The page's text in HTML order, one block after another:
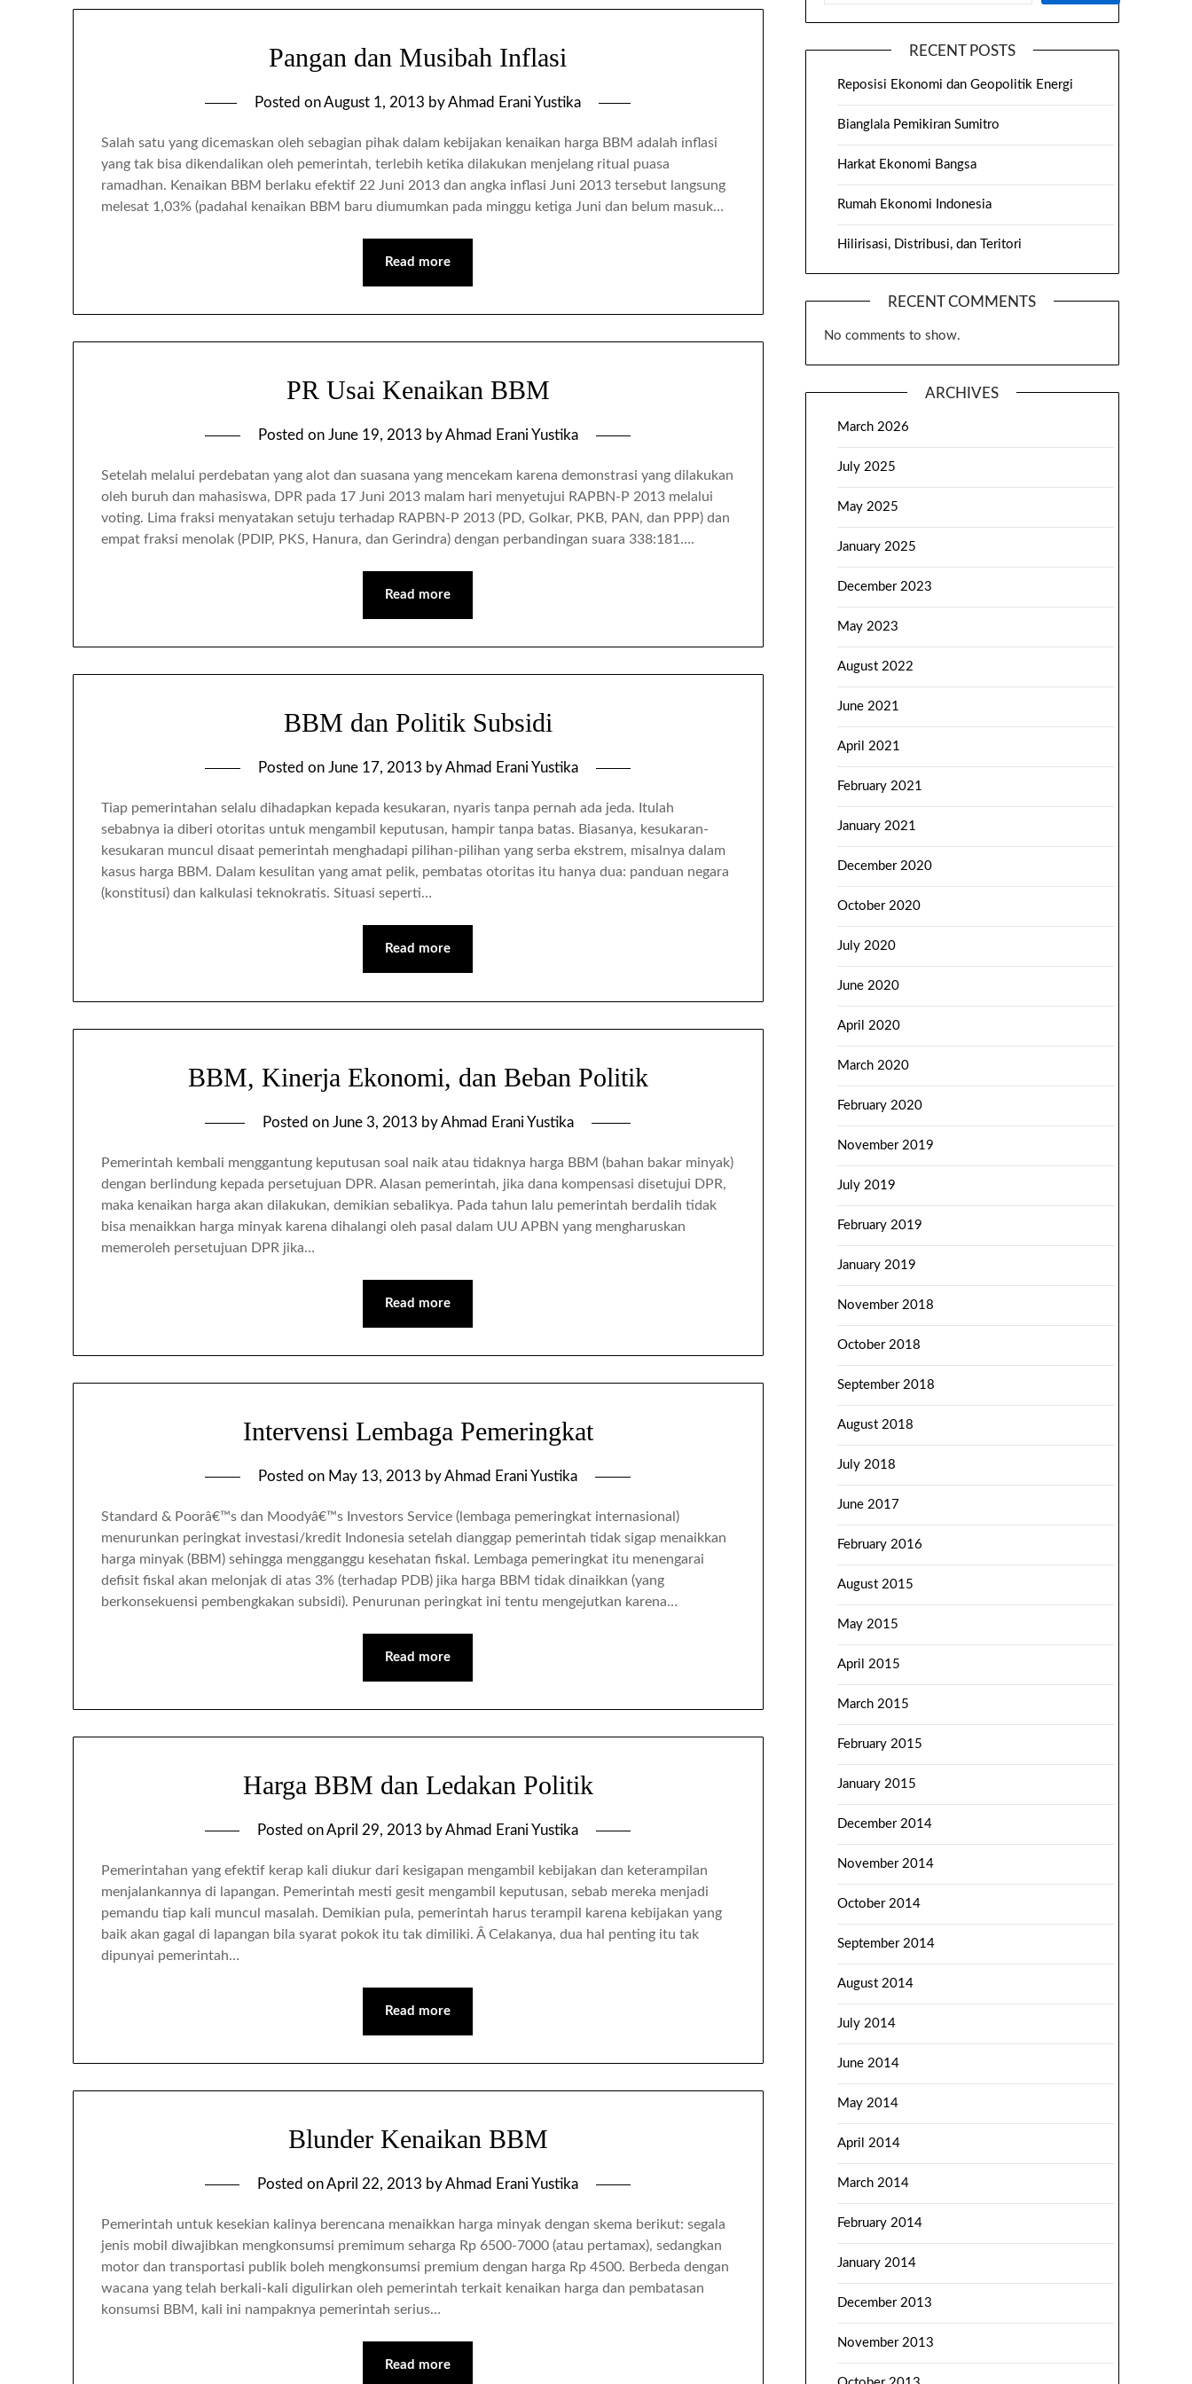
Pangan dan Musibah Inflasi
Posted onAugust 1, 2013 byAhmad Erani Yustika
Salah satu yang dicemaskan oleh sebagian pihak dalam kebijakan kenaikan harga BBM adalah inflasi
yang tak bisa dikendalikan oleh pemerintah, terlebih ketika dilakukan menjelang ritual puasa
ramadhan. Kenaikan BBM berlaku efektif 22 Juni 2013 dan angka inflasi Juni 2013 tersebut langsung
melesat 1,03% (padahal kenaikan BBM baru diumumkan pada minggu ketiga Juni dan belum masuk…
Read more
PR Usai Kenaikan BBM
Posted on June 19, 2013 byAhmad Erani Yustika
Setelah melalui perdebatan yang alot dan suasana yang mencekam karena demonstrasi yang dilakukan
oleh buruh dan mahasiswa, DPR pada 17 Juni 2013 malam hari menyetujui RAPBN-P 2013 melalui
voting. Lima fraksi menyatakan setuju terhadap RAPBN-P 2013 (PD, Golkar, PKB, PAN, dan PPP) dan
empat fraksi menolak (PDIP, PKS, Hanura, dan Gerindra) dengan perbandingan suara 338:181….
Read more
BBM dan Politik Subsidi
Posted on June 17, 2013 byAhmad Erani Yustika
Tiap pemerintahan selalu dihadapkan kepada kesukaran, nyaris tanpa pernah ada jeda. Itulah
sebabnya ia diberi otoritas untuk mengambil keputusan, hampir tanpa batas. Biasanya, kesukaran-
kesukaran muncul disaat pemerintah menghadapi pilihan-pilihan yang serba ekstrem, misalnya dalam
kasus harga BBM. Dalam kesulitan yang amat pelik, pembatas otoritas itu hanya dua: panduan negara
(konstitusi) dan kalkulasi teknokratis. Situasi seperti…
Read more
BBM, Kinerja Ekonomi, dan Beban Politik
Posted on June 3, 2013 byAhmad Erani Yustika
Pemerintah kembali menggantung keputusan soal naik atau tidaknya harga BBM (bahan bakar minyak)
dengan berlindung kepada persetujuan DPR. Alasan pemerintah, jika dana kompensasi disetujui DPR,
maka kenaikan harga akan dilakukan, demikian sebalikya. Pada tahun lalu pemerintah berdalih tidak
bisa menaikkan harga minyak karena dihalangi oleh pasal dalam UU APBN yang mengharuskan
memeroleh persetujuan DPR jika…
Read more
Intervensi Lembaga Pemeringkat
Posted on May 13, 2013 byAhmad Erani Yustika
Standard & Poorâ€™s dan Moodyâ€™s Investors Service (lembaga pemeringkat internasional)
menurunkan peringkat investasi/kredit Indonesia setelah dianggap pemerintah tidak sigap menaikkan
harga minyak (BBM) sehingga mengganggu kesehatan fiskal. Lembaga pemeringkat itu menengarai
defisit fiskal akan melonjak di atas 3% (terhadap PDB) jika harga BBM tidak dinaikkan (yang
berkonsekuensi pembengkakan subsidi). Penurunan peringkat ini tentu mengejutkan karena…
Read more
Harga BBM dan Ledakan Politik
Posted onApril 29, 2013 byAhmad Erani Yustika
Pemerintahan yang efektif kerap kali diukur dari kesigapan mengambil kebijakan dan keterampilan
menjalankannya di lapangan. Pemerintah mesti gesit mengambil keputusan, sebab mereka menjadi
pemandu tiap kali muncul masalah. Demikian pula, pemerintah harus terampil karena kebijakan yang
baik akan gagal di lapangan bila syarat pokok itu tak dimiliki. Â Celakanya, dua hal penting itu tak
dipunyai pemerintah…
Read more
Blunder Kenaikan BBM
Posted onApril 22, 2013 byAhmad Erani Yustika
Pemerintah untuk kesekian kalinya berencana menaikkan harga minyak dengan skema berikut: segala
jenis mobil diwajibkan mengkonsumsi premimum seharga Rp 6500-7000 (atau pertamax), sedangkan
motor dan transportasi publik boleh mengkonsumsi premium dengan harga Rp 4500. Berbeda dengan
wacana yang telah berkali-kali digulirkan oleh pemerintah terkait kenaikan harga dan pembatasan
konsumsi BBM, kali ini nampaknya pemerintah serius…
Read more
RECENT POSTS
Reposisi Ekonomi dan Geopolitik Energi
Bianglala Pemikiran Sumitro
Harkat Ekonomi Bangsa
Rumah Ekonomi Indonesia
Hilirisasi, Distribusi, dan Teritori
RECENT COMMENTS
No comments to show.
ARCHIVES
March 2026
July 2025
May 2025
January 2025
December 2023
May 2023
August 2022
June 2021
April 2021
February 2021
January 2021
December 2020
October 2020
July 2020
June 2020
April 2020
March 2020
February 2020
November 2019
July 2019
February 2019
January 2019
November 2018
October 2018
September 2018
August 2018
July 2018
June 2017
February 2016
August 2015
May 2015
April 2015
March 2015
February 2015
January 2015
December 2014
November 2014
October 2014
September 2014
August 2014
July 2014
June 2014
May 2014
April 2014
March 2014
February 2014
January 2014
December 2013
November 2013